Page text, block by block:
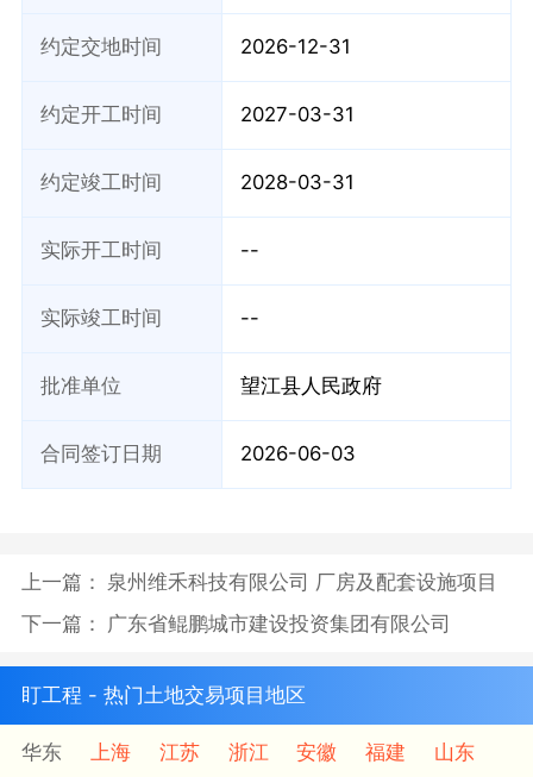
约定交地时间 2026-12-31
约定开工时间 2027-03-31
约定竣工时间 2028-03-31
实际开工时间 --
实际竣工时间 --
批准单位 望江县人民政府
合同签订日期 2026-06-03
上一篇： 泉州维禾科技有限公司 厂房及配套设施项目
下一篇：
广东省鲲鹏城市建设投资集团有限公司
盯工程 - 热门土地交易项目地区
华东 上海 江苏 浙江 安徽 福建
山东